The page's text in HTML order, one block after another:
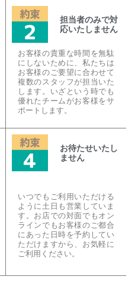
担当者のみで対
応いたしません
お客様の貴重な時間を無駄
にしないために、私たちは
お客様のご要望に合わせて
複数のスタッフが担当いた
します。いざという時でも
優れたチームがお客様をサ
ポートします。
お待たせいたし
ません
いつでもご利用いただける
ように土日も営業していま
す。お店での対面でもオン
ラインでもお客様のご都合
にあった日時を予約してい
ただけますから、お気軽に
ご利用ください。